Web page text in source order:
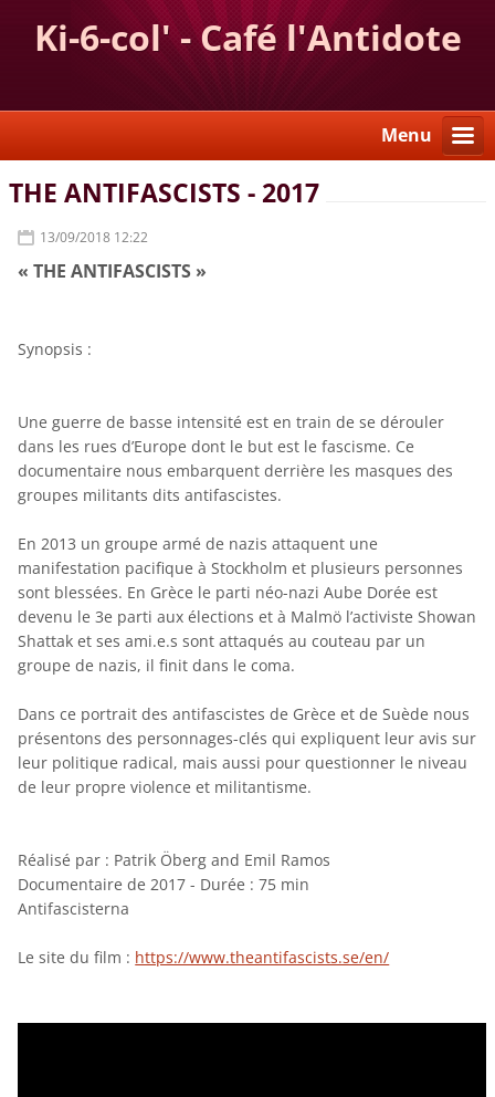
Ki-6-col' - Café l'Antidote
Menu
THE ANTIFASCISTS - 2017
13/09/2018 12:22
« THE ANTIFASCISTS »
Synopsis :
Une guerre de basse intensité est en train de se dérouler
dans les rues d’Europe dont le but est le fascisme. Ce
documentaire nous embarquent derrière les masques des
groupes militants dits antifascistes.
En 2013 un groupe armé de nazis attaquent une
manifestation pacifique à Stockholm et plusieurs personnes
sont blessées. En Grèce le parti néo-nazi Aube Dorée est
devenu le 3e parti aux élections et à Malmö l’activiste Showan
Shattak et ses ami.e.s sont attaqués au couteau par un
groupe de nazis, il finit dans le coma.
Dans ce portrait des antifascistes de Grèce et de Suède nous
présentons des personnages-clés qui expliquent leur avis sur
leur politique radical, mais aussi pour questionner le niveau
de leur propre violence et militantisme.
Réalisé par : Patrik Öberg and Emil Ramos
Documentaire de 2017 - Durée : 75 min
Antifascisterna
Le site du film : https://www.theantifascists.se/en/